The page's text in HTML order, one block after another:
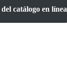
catálogo en línea